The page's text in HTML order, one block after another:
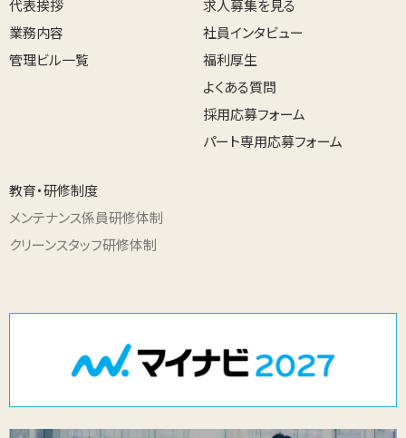
代表挨拶
業務内容
管理ビル一覧
求人募集を見る
社員インタビュー
福利厚生
よくある質問
採用応募フォーム
パート専用応募フォーム
教育・研修制度
メンテナンス係員研修体制
クリーンスタッフ研修体制